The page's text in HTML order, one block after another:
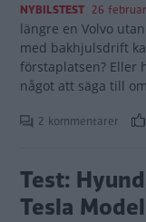
NYBILSTEST 26
längre en Volvo
med bakhjulsdrift
förstaplatsen? Eller
något att säga till
2 kommentarer
Test:
Tesla